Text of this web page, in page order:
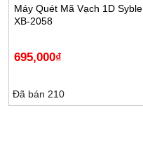
Máy Quét Mã Vạch 1D Syble
XB-2058
695,000₫
Đã bán 210